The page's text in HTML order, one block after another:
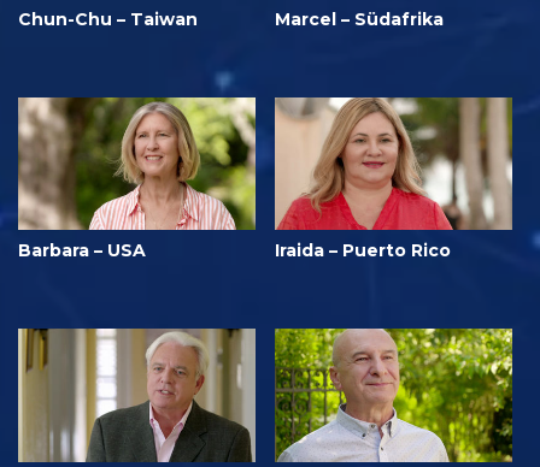
Chun-Chu – Taiwan Marcel – Südafrika
Barbara – USA Iraida – Puerto Rico